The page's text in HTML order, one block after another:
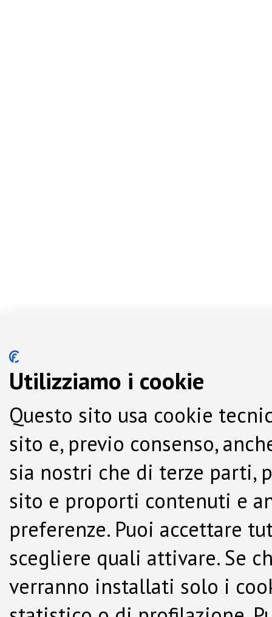
Utilizziamo i cookie
Questo sito usa cookie
sito e, previo consenso,
sia nostri che di terze parti,
sito e proporti contenuti e
preferenze. Puoi accettare
scegliere quali attivare. Se
verranno installati solo i